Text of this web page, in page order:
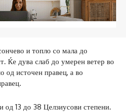
и топло со мала до
Ќе дува слаб до умерен ветер во
од источен правец, а во
од 13 до 38 Целзиусови степени.